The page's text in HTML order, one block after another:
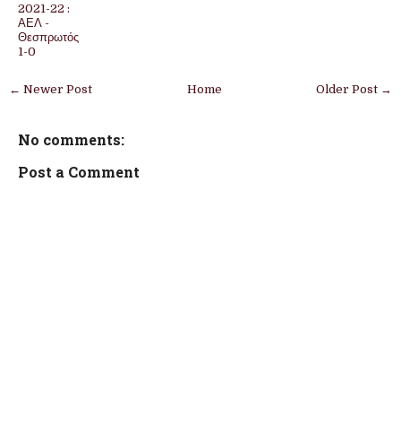
2021-22 :
ΑΕΛ -
Θεσπρωτός
1-0
← Newer Post Older Post →
Home
No comments:
Post a Comment